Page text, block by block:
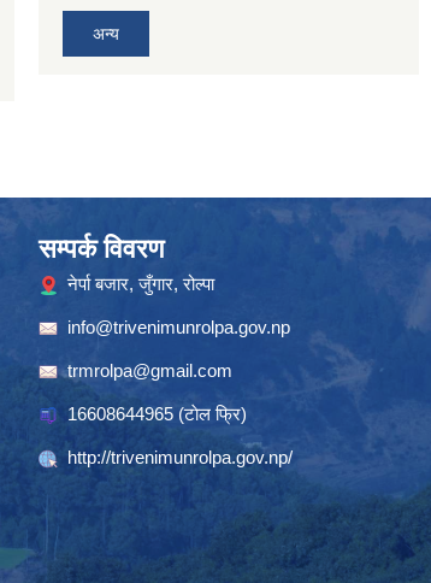
अन्य
सम्पर्क विवरण
नेर्पा बजार, जुँगार, रोल्पा
info@trivenimunrolpa.gov.np
trmrolpa@gmail.com
16608644965 (टाेल फ्रि)
http://trivenimunrolpa.gov.np/